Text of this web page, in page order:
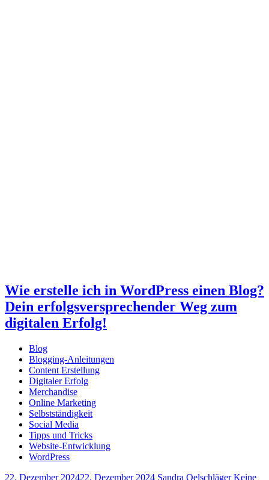
Wie erstelle ich in WordPress einen Blog?
Dein erfolgsversprechender Weg zum
digitalen Erfolg!
Blog
Blogging-Anleitungen
Content Erstellung
Digitaler Erfolg
Merchandise
Online Marketing
Selbstständigkeit
Social Media
Tipps und Tricks
Website-Entwicklung
WordPress
22. Dezember 202422. Dezember 2024 Sandra Oelschläger Keine